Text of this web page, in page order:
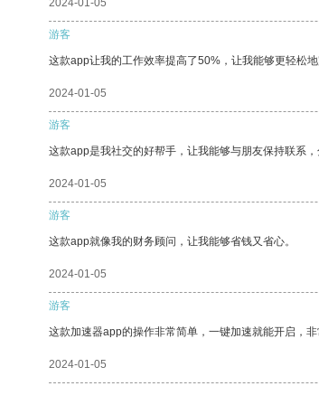
2024-01-05
游客
这款app让我的工作效率提高了50%，让我能够更轻松
2024-01-05
游客
这款app是我社交的好帮手，让我能够与朋友保持联系，
2024-01-05
游客
这款app就像我的财务顾问，让我能够省钱又省心。
2024-01-05
游客
这款加速器app的操作非常简单，一键加速就能开启，非
2024-01-05